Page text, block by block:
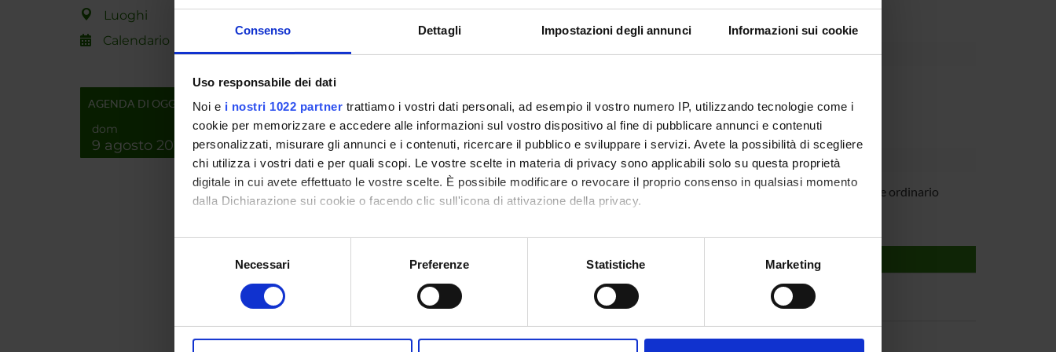
Consenso Dettagli Impostazioni degli annunci Informazioni sui cookie
Uso responsabile dei dati
Noi e i nostri 1022 partner trattiamo i vostri dati personali, ad esempio il vostro numero IP, utilizzando tecnologie come i
cookie per memorizzare e accedere alle informazioni sul vostro dispositivo al fine di pubblicare annunci e contenuti
personalizzati, misurare gli annunci e i contenuti, ricercare il pubblico e sviluppare i servizi. Avete la possibilità di scegliere
chi utilizza i vostri dati e per quali scopi. Le vostre scelte in materia di privacy sono applicabili solo su questa proprietà
digitale in cui avete effettuato le vostre scelte. È possibile modificare o revocare il proprio consenso in qualsiasi momento
dalla Dichiarazione sui cookie o facendo clic sull'icona di attivazione della privacy.
Con il tuo consenso, vorremmo anche:
raccogliere informazioni sulla tua posizione geografica, con un'approssimazione di qualche metro,
digitali).
modificare o ritirare il tuo consenso in qualsiasi momento dalla Dichiarazione sui cookie.
Necessari Preferenze Statistiche Marketing
Luoghi
Calendario
AGENDA DI OGGI
dom
9 agosto 2026
ENTI FINANZIATORI:
Regione del Veneto
PARTECIPANTI AL PROGETTO
Alberto Belussi Professore associato Umberto Castellani Professore ordinario
AREE DI RICERCA COINVOLTE DAL PROGETTO
Intelligenza Artificiale
Artificial intelligence
Intelligenza Artificiale